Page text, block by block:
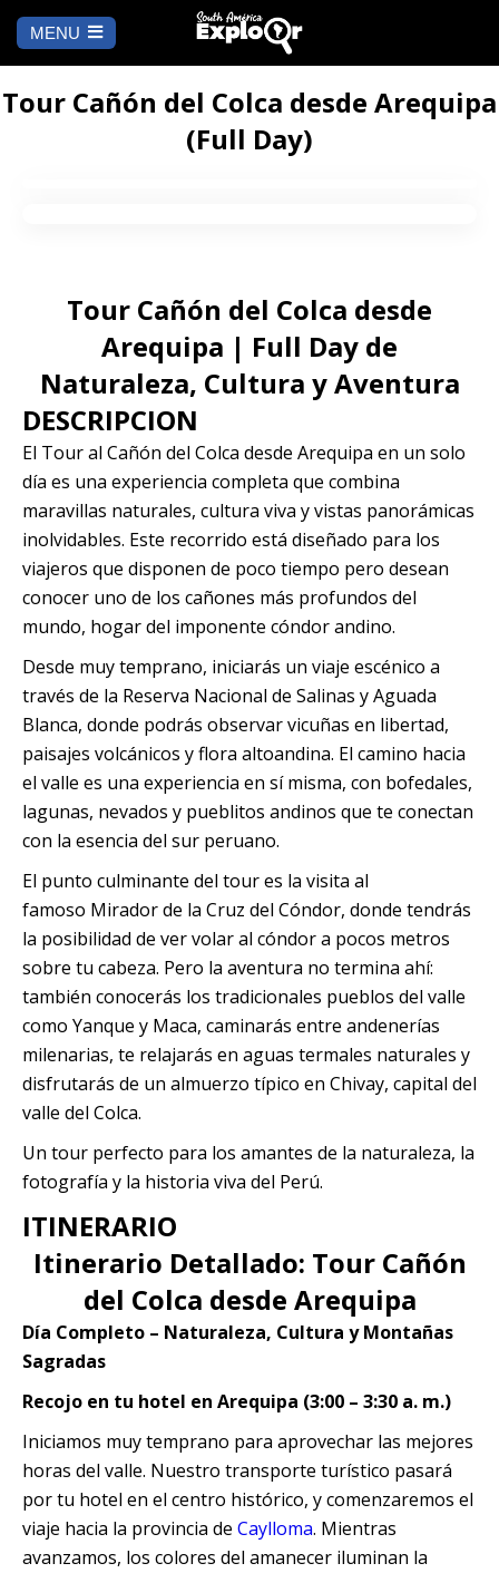
MENU
INICIO
A DÓNDE IR
Manu
Puno
Iquitos
Machu Picchu
Quillabamba
Salkantay
Tambopata
BLOG
CONTÁCTANOS
a
Tour Cañón del Colca desde Arequipa
(Full Day)
Tour Cañón del Colca desde
Arequipa | Full Day de
Naturaleza, Cultura y Aventura
DESCRIPCION
El Tour al Cañón del Colca desde Arequipa en un solo
día es una experiencia completa que combina
maravillas naturales, cultura viva y vistas panorámicas
inolvidables. Este recorrido está diseñado para los
viajeros que disponen de poco tiempo pero desean
conocer uno de los cañones más profundos del
mundo, hogar del imponente cóndor andino.
Desde muy temprano, iniciarás un viaje escénico a
través de la Reserva Nacional de Salinas y Aguada
Blanca, donde podrás observar vicuñas en libertad,
paisajes volcánicos y flora altoandina. El camino hacia
el valle es una experiencia en sí misma, con bofedales,
lagunas, nevados y pueblitos andinos que te conectan
con la esencia del sur peruano.
El punto culminante del tour es la visita al
famoso Mirador de la Cruz del Cóndor, donde tendrás
la posibilidad de ver volar al cóndor a pocos metros
sobre tu cabeza. Pero la aventura no termina ahí:
también conocerás los tradicionales pueblos del valle
como Yanque y Maca, caminarás entre andenerías
milenarias, te relajarás en aguas termales naturales y
disfrutarás de un almuerzo típico en Chivay, capital del
valle del Colca.
Un tour perfecto para los amantes de la naturaleza, la
fotografía y la historia viva del Perú.
ITINERARIO
Itinerario Detallado: Tour Cañón
del Colca desde Arequipa
Día Completo – Naturaleza, Cultura y Montañas
Sagradas
Recojo en tu hotel en Arequipa (3:00 – 3:30 a. m.)
Iniciamos muy temprano para aprovechar las mejores
horas del valle. Nuestro transporte turístico pasará
por tu hotel en el centro histórico, y comenzaremos el
viaje hacia la provincia de Caylloma. Mientras
avanzamos, los colores del amanecer iluminan la